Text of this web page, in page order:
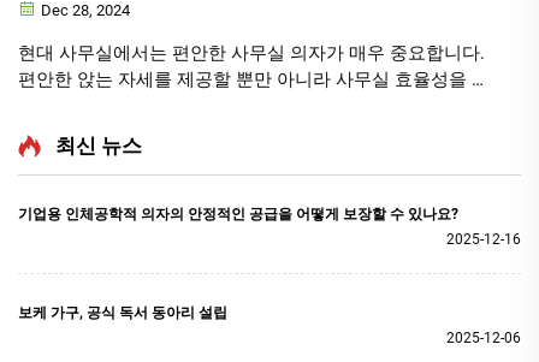
Dec 28, 2024
현대 사무실에서는 편안한 사무실 의자가 매우 중요합니다.
편안한 앉는 자세를 제공할 뿐만 아니라 사무실 효율성을 높
고객에게 고품질을 제공하기 위해 최선을 다하고 있습니다.
최신 뉴스
기업용 인체공학적 의자의 안정적인 공급을 어떻게 보장할 수 있나요?
2025-12-16
보케 가구, 공식 독서 동아리 설립
2025-12-06